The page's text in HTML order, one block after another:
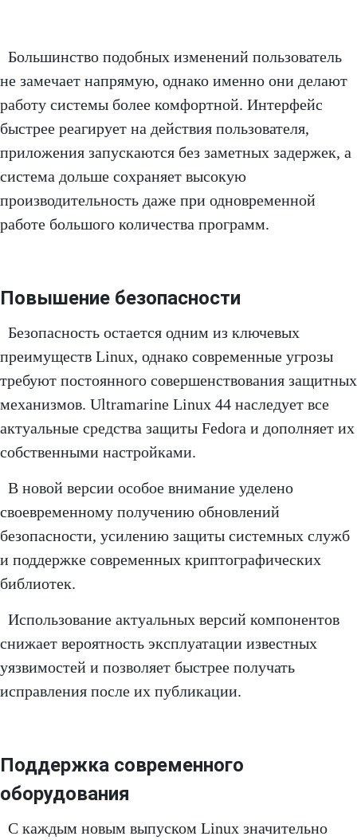
Большинство подобных изменений пользователь
не замечает напрямую, однако именно они делают
работу системы более комфортной. Интерфейс
быстрее реагирует на действия пользователя,
приложения запускаются без заметных задержек, а
система дольше сохраняет высокую
производительность даже при одновременной
работе большого количества программ.
Повышение безопасности
Безопасность остается одним из ключевых
преимуществ Linux, однако современные угрозы
требуют постоянного совершенствования защитных
механизмов. Ultramarine Linux 44 наследует все
актуальные средства защиты Fedora и дополняет их
собственными настройками.
В новой версии особое внимание уделено
своевременному получению обновлений
безопасности, усилению защиты системных служб
и поддержке современных криптографических
библиотек.
Использование актуальных версий компонентов
снижает вероятность эксплуатации известных
уязвимостей и позволяет быстрее получать
исправления после их публикации.
Поддержка современного
оборудования
С каждым новым выпуском Linux значительно